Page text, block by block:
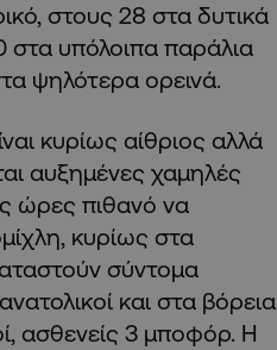
στους 28 στα δυτικά
υπόλοιπα παράλια
ψηλότερα ορεινά.
κυρίως αίθριος αλλά
αυξημένες χαμηλές
ώρες πιθανό να
κυρίως στα
σύντομα
και στα βόρεια
ασθενείς 3 μποφόρ. Η